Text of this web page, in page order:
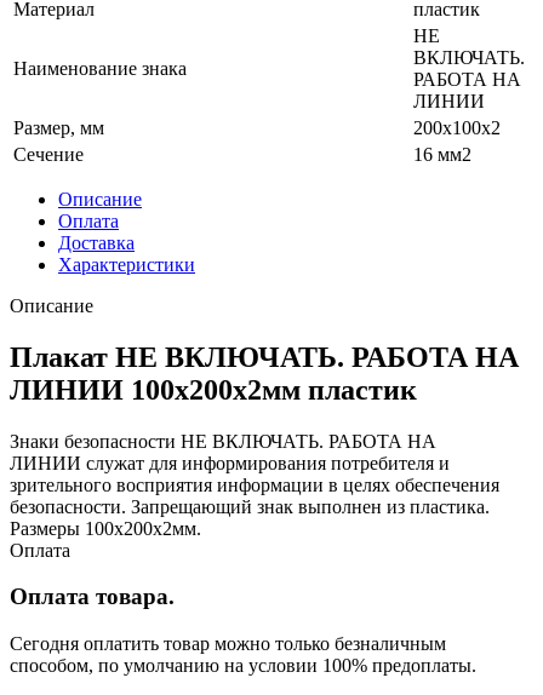
Материал
пластик
Наименование знака
НЕ
ВКЛЮЧАТЬ.
РАБОТА НА
ЛИНИИ
Размер, мм
200x100x2
Сечение
16 мм2
Описание
Оплата
Доставка
Характеристики
Описание
Плакат НЕ ВКЛЮЧАТЬ. РАБОТА НА
ЛИНИИ 100х200х2мм пластик
Знаки безопасности НЕ ВКЛЮЧАТЬ. РАБОТА НА
ЛИНИИ служат для информирования потребителя и
зрительного восприятия информации в целях обеспечения
безопасности. Запрещающий знак выполнен из пластика.
Размеры 100х200х2мм.
Оплата
Оплата товара.
Сегодня оплатить товар можно только безналичным
способом, по умолчанию на условии 100% предоплаты.